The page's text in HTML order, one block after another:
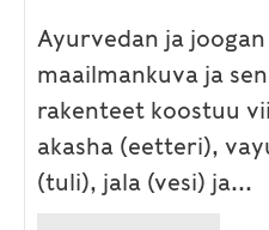
Ayurvedan ja
maailmankuva ja
rakenteet koostuu
akasha (eetteri),
(tuli), jala (vesi) ja...